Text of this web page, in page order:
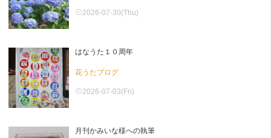
2026-07-30(Thu)
はなうた１０周年
花うたブログ
2026-07-03(Fri)
月刊かみいな様への執筆